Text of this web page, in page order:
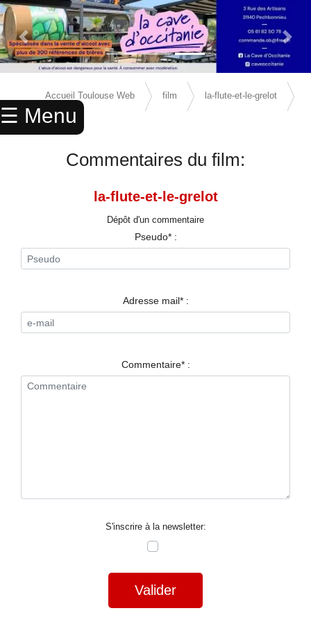
☰ Menu
× ACCUEIL
ANNUAIRE
SPORTS
RESTAURANTS
NUIT
Previous Slide Next
Accueil Toulouse Web film la-flute-et-le-grelot
avis
Commentaires du film:
la-flute-et-le-grelot
Dépôt d'un commentaire
Pseudo* :
Adresse mail* :
Commentaire* :
S'inscrire à la newsletter:
Valider